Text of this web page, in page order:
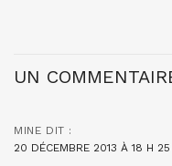
UN
MINE DIT :
20 DÉCEMBRE 2013 À 18 H 25